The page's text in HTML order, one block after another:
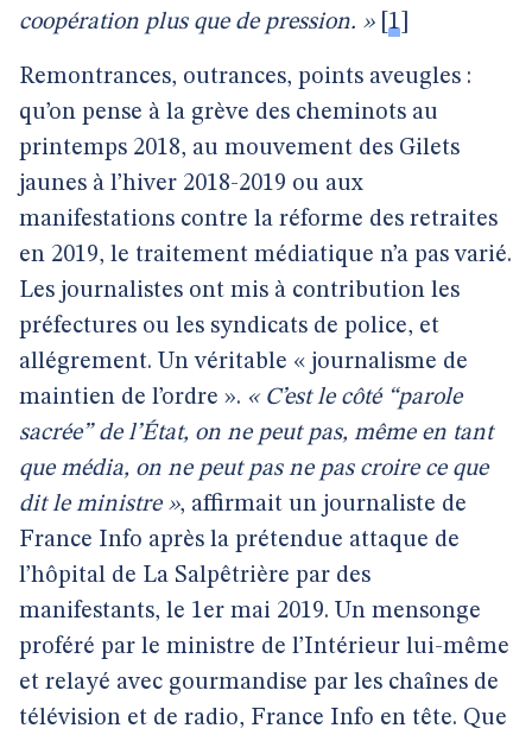
coopération plus que de pression. »[ 1
Remontrances, outrances, points aveugles :
qu’on pense à la grève des cheminots au
printemps 2018, au mouvement des Gilets
jaunes à l’hiver 2018-2019 ou aux
manifestations contre la réforme des retraites
en 2019, le traitement médiatique n’a pas varié.
Les journalistes ont mis à contribution les
préfectures ou les syndicats de police, et
allégrement. Un véritable « journalisme de
maintien de l’ordre ». « C’est le côté “parole
sacrée” de l’État, on ne peut pas, même en tant
que média, on ne peut pas ne pas croire ce que
dit le ministre », affirmait un journaliste de
France Info après la prétendue attaque de
l’hôpital de La Salpêtrière par des
manifestants, le 1er mai 2019. Un mensonge
proféré par le ministre de l’Intérieur lui-même
et relayé avec gourmandise par les chaînes de
télévision et de radio, France Info en tête. Que